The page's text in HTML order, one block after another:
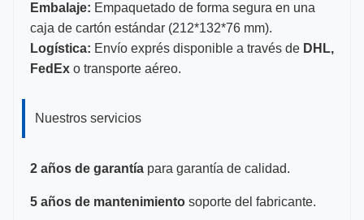
Tamaños de
calibre
11-23G
Embalaje: Empaquetado de forma segura en una
caja de cartón estándar (212*132*76 mm).
Logística: Envío exprés disponible a través de DHL,
FedEx o transporte aéreo.
Nuestros servicios
2 años de garantía para garantía de calidad.
5 años de mantenimiento soporte del fabricante.